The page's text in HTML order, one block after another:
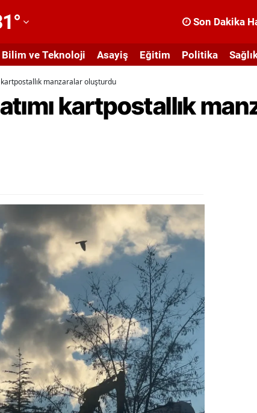
° Son Dakika
Bilim ve Teknoloji Asayiş Eğitim Politika
kartpostallık manzaralar oluşturdu
kartpostallık